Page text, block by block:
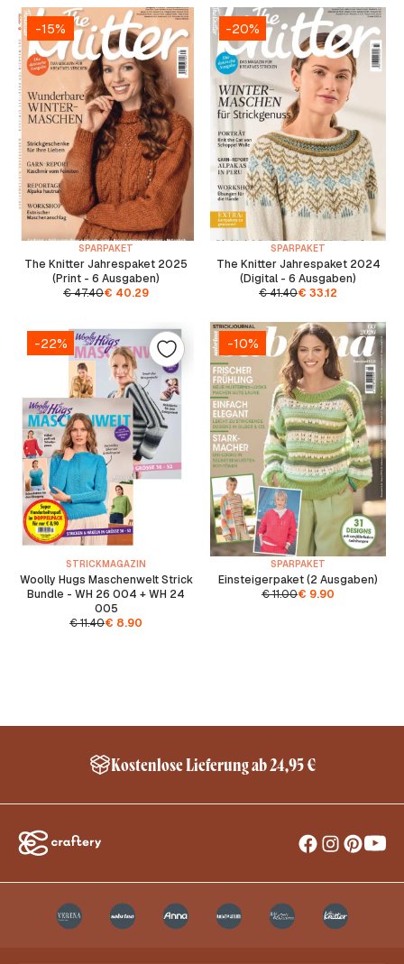
-15%
SPARPAKET
The Knitter Jahrespaket 2025
(Print - 6 Ausgaben)
€47.40€ 40.29
-20%
SPARPAKET
The Knitter Jahrespaket 2024
(Digital - 6 Ausgaben)
€41.40€ 33.12
-22%
STRICKMAGAZIN
Woolly Hugs Maschenwelt Strick
Bundle - WH 26 004 + WH 24
005
€11.40€ 8.90
-10%
SPARPAKET
Einsteigerpaket (2 Ausgaben)
€11.00€ 9.90
Kostenlose Lieferung ab 24,95 €